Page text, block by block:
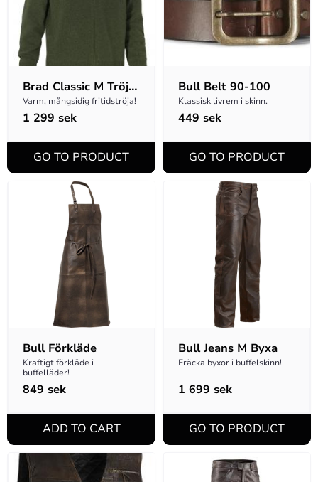
Brad Classic M Tröja
Full-zip - Grön
Varm, mångsidig fritidströja!
1 299 sek
Bull Belt 90-100
Klassisk livrem i skinn.
449 sek
Bull Förkläde
Kraftigt förkläde i
buffelläder!
849 sek
Bull Jeans M Byxa
Fräcka byxor i buffelskinn!
1 699 sek